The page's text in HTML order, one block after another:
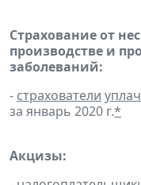
Страхование от
производстве и
заболеваний:
- страхователи
за январь 2020 г.*
Акцизы: